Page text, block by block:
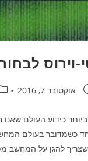
וירוס
אוקטובר 7, 2016
כידוע העולם שאנו
כשמדובר בעולם
להגן על המחשב